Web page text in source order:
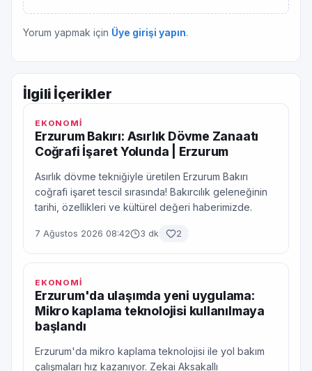
Yorum yapmak için Üye girişi yapın.
İlgili İçerikler
EKONOMİ
Erzurum Bakırı: Asırlık Dövme Zanaatı
Coğrafi İşaret Yolunda | Erzurum
Asırlık dövme tekniğiyle üretilen Erzurum Bakırı
coğrafi işaret tescil sırasında! Bakırcılık geleneğinin
tarihi, özellikleri ve kültürel değeri haberimizde.
7 Ağustos 2026 08:42 3 dk 2
EKONOMİ
Erzurum'da ulaşımda yeni uygulama:
Mikro kaplama teknolojisi kullanılmaya
başlandı
Erzurum'da mikro kaplama teknolojisi ile yol bakım
çalışmaları hız kazanıyor. Zekai Aksakallı